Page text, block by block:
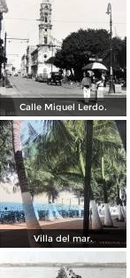
Calle Miguel Lerdo.
Villa del mar.